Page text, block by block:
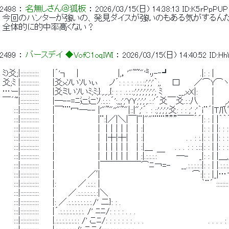
2498 ： 名無しさん＠狐板 ： 2026/03/15(日) 14:38:13 ID:K5rPpPUP
今回のハンターが強いの、発見ダイスが強いのもある気がするん
全体的に的中率高くない？
2499 ： バースデイ ◆VofC1oqIWI ： 2026/03/15(日) 14:40:52
ﾐ)爻;|::::::::::::　　 |´'┐　 |　　　　　　　|,，'"~~"'㍉-‐┛　　 　 　 .|: : |　
爻;ﾐ |::::::::::::　　 |爻ｘｿいｿいぃ　　ノ´: : : : .:.:.:;';';'｀;,　　口 　　／⌒Y⌒
…ー|::::::::::::　　 |爻ミいｿいﾐ;ﾐ;}.,.,.,{: : : .:.:.:;';';';';';';'; ﾐ　 　 __,xX|:　　｜
￣´~|::::::::::::　　 |─--=ﾆ辷辷ｿ.:.:.:´':,,;';'ＹＹ;';';',.:.:'´爻￣爻.:.:八　　 |
:::|::::::::::::　　 |￣¨¨冖─-- |'"~"''"~"|::|";'´. : :;';';';'爻: : : ;' ;'｀ｉ¨´|Ｔ爪ﾞ;ﾞ;ﾞ
:::|::::::::::::　　 | 　 　 　 　 　 |¨:|／|＼|￣|¨|""¨¨¨”””￣￣´´|: : | |｀
:::|::::::::::::　　 | 　 　 　 　 　 |　|｜|｜|　 | :|　 　 　 　 　 　 　 |: : | |:
:::|::::::::::::　　 | 　 　 　 　 　 |　|┼|┼|　 | :|　　　　　　　 . . : :.|: :
:::|::::::::::::　　 | 　 　 　 　 　 |　|｜|｜|　 | :|＿　　　　. . . : : :.::|: : | |:
:::|::::::::::::　　 | 　 　 　 　 　 |　|｜|｜|　 | :|.:.:.:.:￣　　─- 　 _|: : | |
:::|::::::::::::　　 | 　 　 　 　 　 |￣￣￣￣￣⌒ﾆ￢=- 　 __.:.:.:.:.:|: : |
:::|::::::::::::　　 |　　　　 　 ／ﾞ|　　　　　　　　　　　　　 　 　 ⌒:|: :
:::|::::::::::::　　 |:　　 　 ／.:.:.: |　　　　　　　　　　　　　　　　　　｀¨´
:::|::::::::::::　　 |　　 ／.:.:.:.:.:.:.:|＼　　　　　　　　　　　　　　　　　　　　
:::|::::::::::::　　 |: ／.:.:.:.:.:.:.:.:./' 二}: : .　　　　　　　　　　　　　　　　　
:::|::::::::::::　　 |´.:.:.:.:.:.:.:.:. /' ﾆﾆ/: : : : . . .　　　　　　　　　　　　　 　
:::|::::::::::::　　 |.:.:.:.:.:.:.:.: /' こﾆ/: : : : : : : . . .　　　　　　　　　　　 . . .